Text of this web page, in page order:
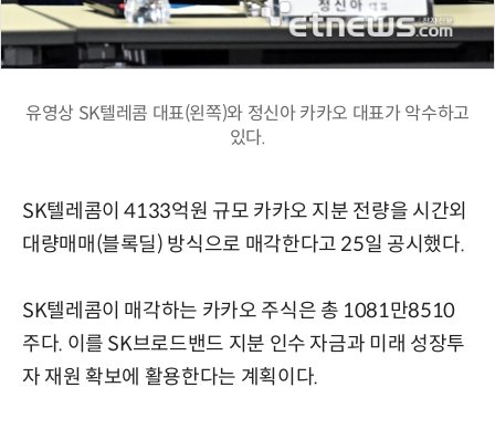
유영상 SK텔레콤 대표(왼쪽)와 정신아 카카오 대표가 악수하고
있다.
SK텔레콤이 4133억원 규모 카카오 지분 전량을 시간외
대량매매(블록딜) 방식으로 매각한다고 25일 공시했다.
SK텔레콤이 매각하는 카카오 주식은 총 1081만8510
주다. 이를 SK브로드밴드 지분 인수 자금과 미래 성장투
자 재원 확보에 활용한다는 계획이다.